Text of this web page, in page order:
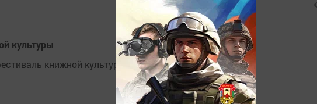
культуры
книжной культуры "Бугульма